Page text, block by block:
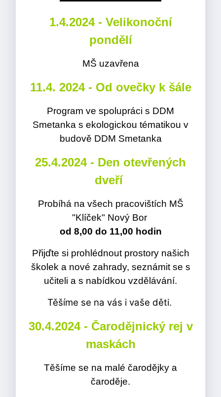
1.4.2024 - Velikonoční
pondělí
MŠ uzavřena
11.4. 2024 - Od ovečky k šále
Program ve spolupráci s DDM
Smetanka s ekologickou tématikou v
budově DDM Smetanka
25.4.2024 - Den otevřených
dveří
Probíhá na všech pracovištích MŠ
"Klíček" Nový Bor
od 8,00 do 11,00 hodin
Přijďte si prohlédnout prostory našich
školek a nové zahrady, seznámit se s
učiteli a s nabídkou vzdělávání.
Těšíme se na vás i vaše děti.
30.4.2024 - Čarodějnický rej v
maskách
Těšíme se na malé čarodějky a
čaroděje.